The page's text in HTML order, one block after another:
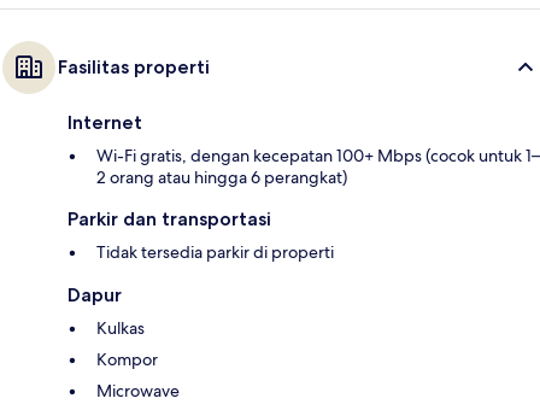
Fasilitas properti
Internet
Wi-Fi gratis, dengan kecepatan 100+ Mbps (cocok untuk 1–
2 orang atau hingga 6 perangkat)
Parkir dan transportasi
Tidak tersedia parkir di properti
Dapur
Kulkas
Kompor
Microwave